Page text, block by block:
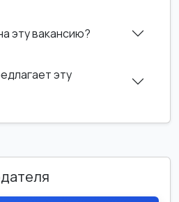
эту вакансию?
эту